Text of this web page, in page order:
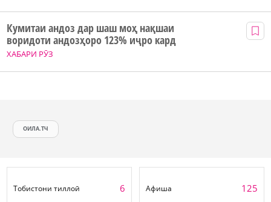
ХАБАРИ РӮЗ
Кумитаи андоз дар шаш моҳ нақшаи
воридоти андозҳоро 123% иҷро кард
ОИЛА.ТЧ
Тобистони тиллоӣ 6 Афиша 125